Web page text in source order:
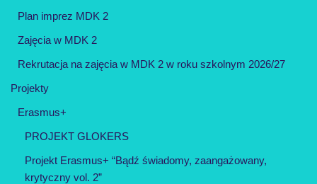
Plan imprez MDK 2
Zajęcia w MDK 2
Rekrutacja na zajęcia w MDK 2 w roku szkolnym 2026/27
Projekty
Erasmus+
PROJEKT GLOKERS
Projekt Erasmus+ “Bądź świadomy, zaangażowany,
krytyczny vol. 2”